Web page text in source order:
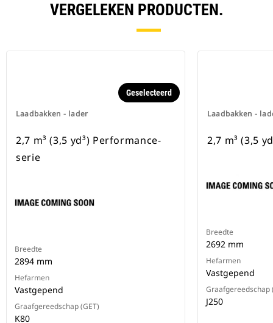
VERGELEKEN PRODUCTEN.
Laadbakken - lader
Geselecteerd
2,7 m³ (3,5 yd³) Performance-
serie
Breedte
2894 mm
Hefarmen
Vastgepend
Graafgereedschap (GET)
K80
Laadbakken -
2,7 m³ (3,5
Breedte
2692 mm
Hefarmen
Vastgepend
Graafgereedschap
J250